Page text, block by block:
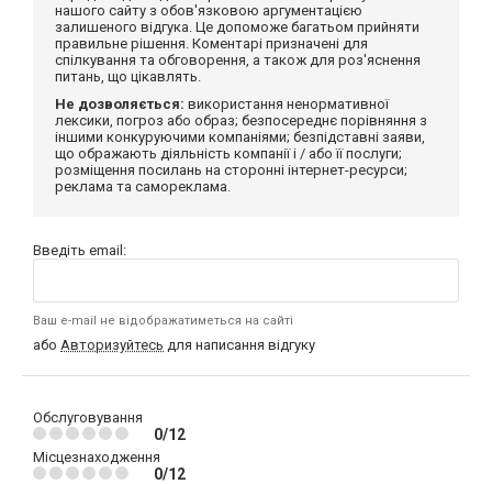
нашого сайту з обов'язковою аргументацією
залишеного відгука. Це допоможе багатьом прийняти
правильне рішення. Коментарі призначені для
спілкування та обговорення, а також для роз'яснення
питань, що цікавлять.
Не дозволяється: використання ненормативної
лексики, погроз або образ; безпосереднє порівняння з
іншими конкуруючими компаніями; безпідставні заяви,
що ображають діяльність компанії і / або її послуги;
розміщення посилань на сторонні інтернет-ресурси;
реклама та самореклама.
Введіть email:
Ваш e-mail не відображатиметься на сайті
або Авторизуйтесь для написання відгуку
Обслуговування
0/12
Місцезнаходження
0/12